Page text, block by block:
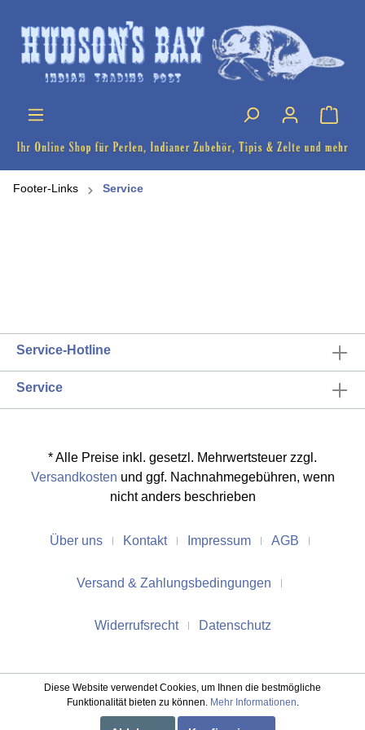
Footer-Links Service
Service-Hotline
Service
* Alle Preise inkl. gesetzl. Mehrwertsteuer zzgl.
Versandkosten und ggf. Nachnahmegebühren, wenn
nicht anders beschrieben
Über uns Kontakt Impressum AGB
Versand & Zahlungsbedingungen
Widerrufsrecht Datenschutz
Diese Website verwendet Cookies, um Ihnen die bestmögliche
Funktionalität bieten zu können. Mehr Informationen.